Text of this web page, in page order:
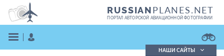
RUSSIANPLANES.NET
ПОРТАЛ АВТОРСКОЙ АВИАЦИОННОЙ ФОТОГРАФИИ
НАШИ САЙТЫ